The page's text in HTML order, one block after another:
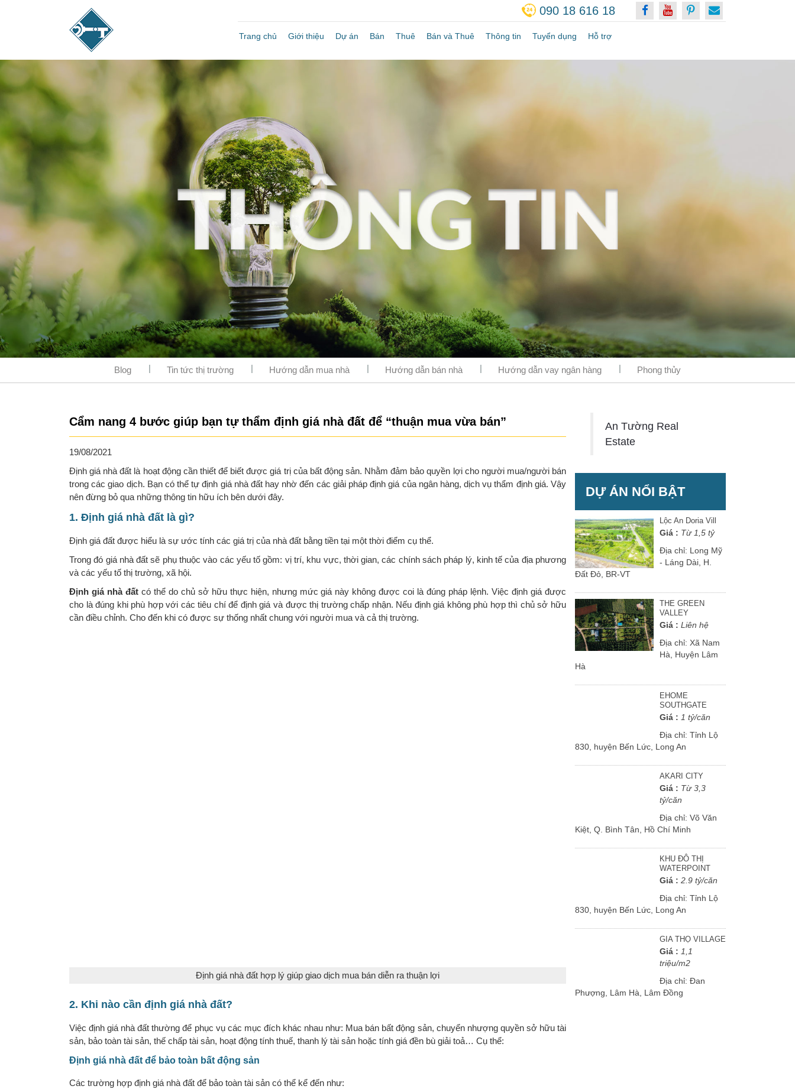
090 18 616 18
Trang chủ Giới thiệu Dự án Bán Thuê Bán và Thuê Thông tin Tuyển dụng Hỗ trợ
Blog Tin tức thị trường Hướng dẫn mua nhà Hướng dẫn bán nhà Hướng dẫn vay ngân hàng Phong thủy
Cẩm nang 4 bước giúp bạn tự thẩm định giá nhà đất để “thuận mua vừa bán”
19/08/2021
Định giá nhà đất là hoạt động cần thiết để biết được giá trị của bất động sản. Nhằm đảm bảo quyền lợi cho người mua/người bán
trong các giao dịch. Bạn có thể tự định giá nhà đất hay nhờ đến các giải pháp định giá của ngân hàng, dịch vụ thẩm định giá. Vậy
nên đừng bỏ qua những thông tin hữu ích bên dưới đây.
1. Định giá nhà đất là gì?
Định giá đất được hiểu là sự ước tính các giá trị của nhà đất bằng tiền tại một thời điểm cụ thể.
Trong đó giá nhà đất sẽ phụ thuộc vào các yếu tố gồm: vị trí, khu vực, thời gian, các chính sách pháp lý, kinh tế của địa phương
và các yếu tố thị trường, xã hội.
Định giá nhà đấtcó thể do chủ sở hữu thực hiện, nhưng mức giá này không được coi là đúng pháp lệnh. Việc định giá được
cho là đúng khi phù hợp với các tiêu chí để định giá và được thị trường chấp nhận. Nếu định giá không phù hợp thì chủ sở hữu
cần điều chỉnh. Cho đến khi có được sự thống nhất chung với người mua và cả thị trường.
Định giá nhà đất hợp lý giúp giao dịch mua bán diễn ra thuận lợi
2. Khi nào cần định giá nhà đất?
Việc định giá nhà đất thường để phục vụ các mục đích khác nhau như: Mua bán bất động sản, chuyển nhượng quyền sở hữu tài
sản, bảo toàn tài sản, thế chấp tài sản, hoạt động tính thuế, thanh lý tài sản hoặc tính giá đền bù giải toả… Cụ thể:
Định giá nhà đất để bảo toàn bất động sản
Các trường hợp định giá nhà đất để bảo toàn tài sản có thể kể đến như:
An Tường Real
Estate
DỰ ÁN NỔI BẬT
Lộc An Doria Vill
Giá : Từ 1,5 tỷ
Địa chỉ: Long Mỹ
- Láng Dài, H.
Đất Đỏ, BR-VT
THE GREEN
VALLEY
Giá : Liên hệ
Địa chỉ: Xã Nam
Hà, Huyện Lâm
Hà
EHOME
SOUTHGATE
Giá : 1 tỷ/căn
Địa chỉ: Tỉnh Lộ
830, huyện Bến Lức, Long An
AKARI CITY
Giá : Từ 3,3
tỷ/căn
Địa chỉ: Võ Văn
Kiệt, Q. Bình Tân, Hồ Chí Minh
KHU ĐÔ THỊ
WATERPOINT
Giá : 2.9 tỷ/căn
Địa chỉ: Tỉnh Lộ
830, huyện Bến Lức, Long An
GIA THỌ VILLAGE
Giá : 1,1
triệu/m2
Địa chỉ: Đan
Phượng, Lâm Hà, Lâm Đồng